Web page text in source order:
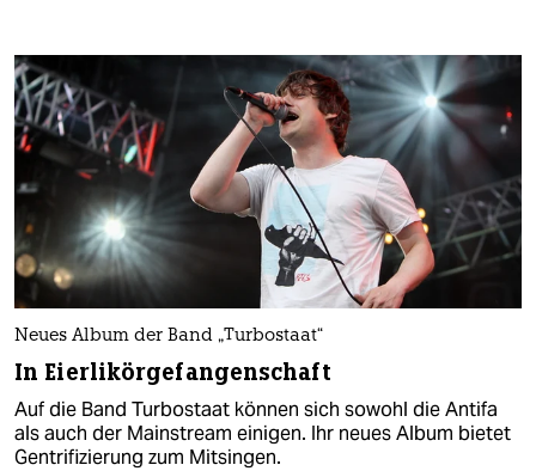
Neues Album der Band „Turbostaat“
In Eierlikörgefangenschaft
Auf die Band Turbostaat können sich sowohl die Antifa
als auch der Mainstream einigen. Ihr neues Album bietet
Gentrifizierung zum Mitsingen.